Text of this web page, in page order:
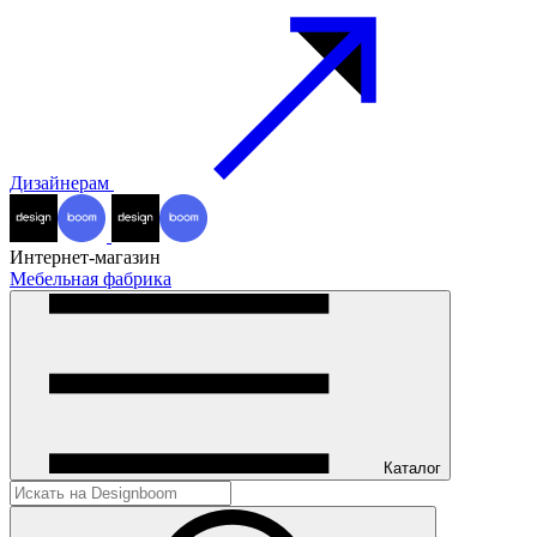
Дизайнерам
Интернет-магазин
Мебельная фабрика
Каталог